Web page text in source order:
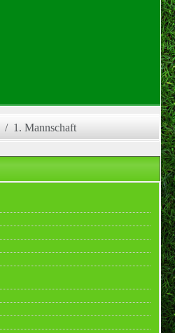
1. Mannschaft